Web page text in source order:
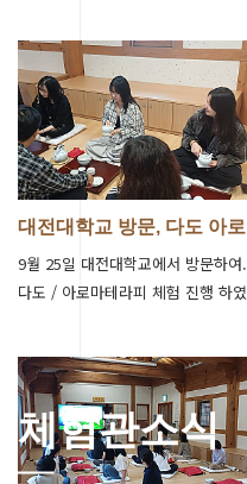
체험관소식
대전대학교 방문, 다도 아로
9월 25일 대전대학교에서 방문하여.
다도 / 아로마테라피 체험 진행 하였